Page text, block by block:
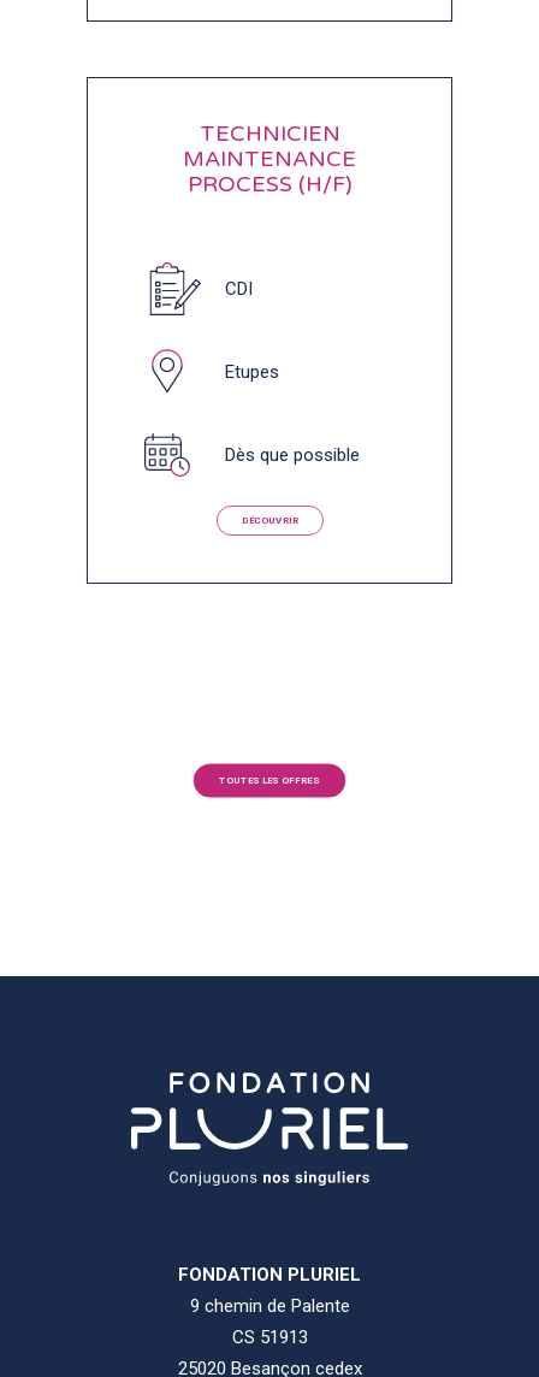
TECHNICIEN
MAINTENANCE
PROCESS (H/F)
CDI
Etupes
Dès que possible
DÉCOUVRIR
TOUTES LES OFFRES
FONDATION PLURIEL
9 chemin de Palente
CS 51913
25020 Besançon cedex